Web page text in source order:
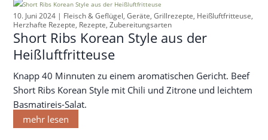
10. Juni 2024 | Fleisch & Geflügel, Geräte, Grillrezepte, Heißluftfritteuse,
Herzhafte Rezepte, Rezepte, Zubereitungsarten
Short Ribs Korean Style aus der
Heißluftfritteuse
Knapp 40 Minnuten zu einem aromatischen Gericht. Beef
Short Ribs Korean Style mit Chili und Zitrone und leichtem
Basmatireis-Salat.
mehr lesen